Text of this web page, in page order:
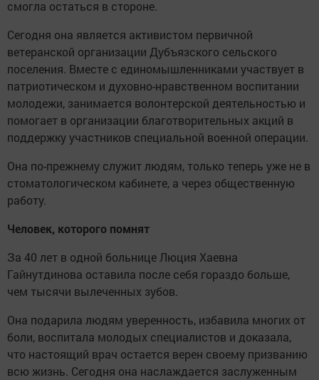
смогла остаться в стороне.
Сегодня она является активистом первичной
ветеранской организации Дубъязского сельского
поселения. Вместе с единомышленниками участвует в
патриотическом и духовно-нравственном воспитании
молодежи, занимается волонтерской деятельностью и
помогает в организации благотворительных акций в
поддержку участников специальной военной операции.
Она по-прежнему служит людям, только теперь уже не в
стоматологическом кабинете, а через общественную
работу.
Человек, которого помнят
За 40 лет в одной больнице Люция Хаевна
Гайнутдинова оставила после себя гораздо больше,
чем тысячи вылеченных зубов.
Она подарила людям уверенность, избавила многих от
боли, воспитала молодых специалистов и доказала,
что настоящий врач остается верен своему призванию
всю жизнь. Сегодня она наслаждается заслуженным